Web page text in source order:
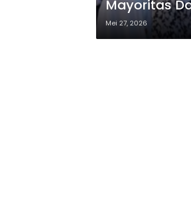
Mayoritas
Mei 27, 2026